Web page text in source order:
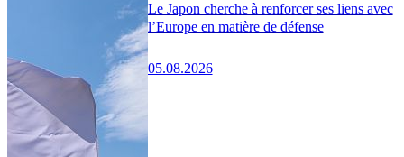
Le Japon cherche à renforcer ses liens avec
l’Europe en matière de défense
05.08.2026